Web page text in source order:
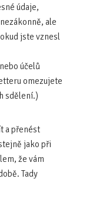
údaje,
ale
jste vznesl
účelů
omezujete
sdělení.)
a přenést
jako při
že vám
Tady